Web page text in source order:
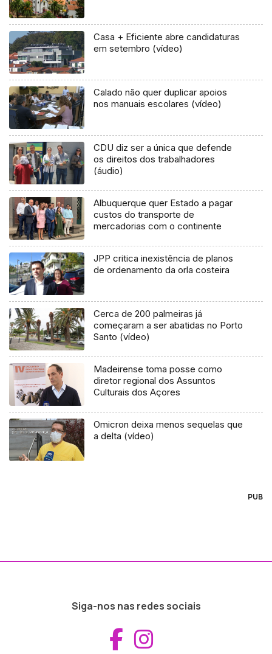
Casa + Eficiente abre candidaturas
em setembro (vídeo)
Calado não quer duplicar apoios
nos manuais escolares (vídeo)
CDU diz ser a única que defende
os direitos dos trabalhadores
(áudio)
Albuquerque quer Estado a pagar
custos do transporte de
mercadorias com o continente
JPP critica inexistência de planos
de ordenamento da orla costeira
Cerca de 200 palmeiras já
começaram a ser abatidas no Porto
Santo (vídeo)
Madeirense toma posse como
diretor regional dos Assuntos
Culturais dos Açores
Omicron deixa menos sequelas que
a delta (vídeo)
PUB
Siga-nos nas redes sociais
Aceder ao